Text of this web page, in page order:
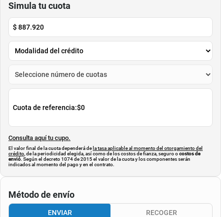
Simula tu cuota
$887.920
Cuota de referencia:$0
Consulta aquí tu cupo.
El valor final de la cuota dependerá de la tasa aplicable al momento del otorgamiento del
crédito , de la periodicidad elegida, así como de los costos de fianza, seguro ocostos de
envió. Según el decreto 1074 de 2015 el valor de la cuota y los componentes serán
indicados al momento del pago y en el contrato.
Método de envío
ENVIAR RECOGER